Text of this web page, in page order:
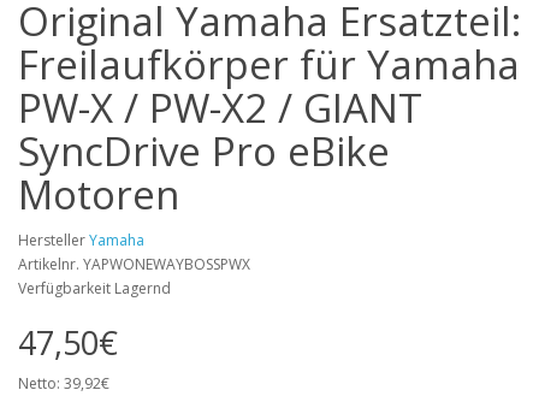
Original Yamaha Ersatzteil:
Freilaufkörper für Yamaha
PW-X / PW-X2 / GIANT
SyncDrive Pro eBike
Motoren
HerstellerYamaha
Artikelnr. YAPWONEWAYBOSSPWX
Verfügbarkeit Lagernd
47,50€
Netto: 39,92€